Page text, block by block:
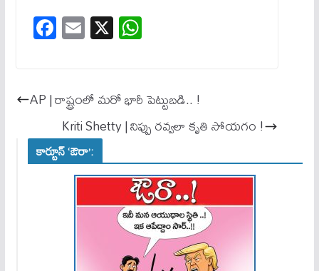
Fa
ce
ok
E
m
X W
ha
A
pp
AP | రాష్ట్రంలో మరో భారీ పెట్టుబడి.. !
Kriti Shetty | నిప్పు రవ్వలా కృతి సోయగం !
కార్టూన్ ‘ఔరా’: